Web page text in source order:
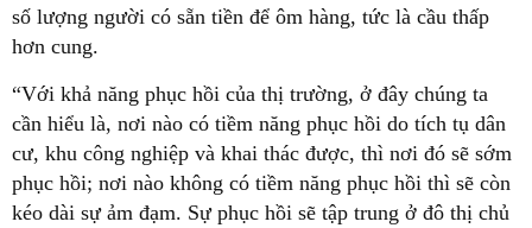
số lượng người có sẵn tiền để ôm hàng, tức là cầu thấp
hơn cung.
“Với khả năng phục hồi của thị trường, ở đây chúng ta
cần hiểu là, nơi nào có tiềm năng phục hồi do tích tụ dân
cư, khu công nghiệp và khai thác được, thì nơi đó sẽ sớm
phục hồi; nơi nào không có tiềm năng phục hồi thì sẽ còn
kéo dài sự ảm đạm. Sự phục hồi sẽ tập trung ở đô thị chủ